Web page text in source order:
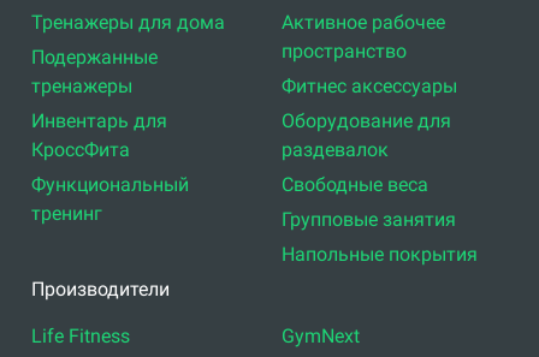
Тренажеры для дома
Подержанные
тренажеры
Инвентарь для
КроссФита
Функциональный
тренинг
Активное рабочее
пространство
Фитнес аксессуары
Оборудование для
раздевалок
Свободные веса
Групповые занятия
Напольные покрытия
Производители
Life Fitness
GymNext